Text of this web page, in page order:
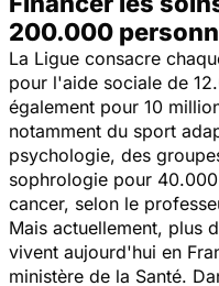
200.000
La Ligue consacre
pour l'aide sociale de
également pour 10
notamment du sport
psychologie, des
sophrologie pour
cancer, selon le
Mais actuellement, plus
vivent aujourd'hui en
ministère de la Santé.